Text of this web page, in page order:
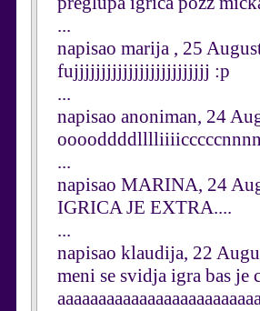
...
napisao marija , 25
fujjjjjjjjjjjjjjjjjjjjjjjjj :p
...
napisao anoniman, 24
...
napisao MARINA, 24
IGRICA JE EXTRA....
...
napisao klaudija, 22
meni se svidja igra bas je